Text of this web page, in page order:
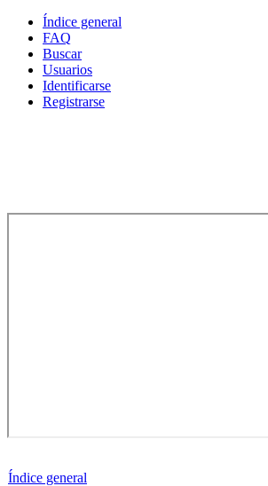
Índice general
FAQ
Buscar
Usuarios
Identificarse
Registrarse
Índice general